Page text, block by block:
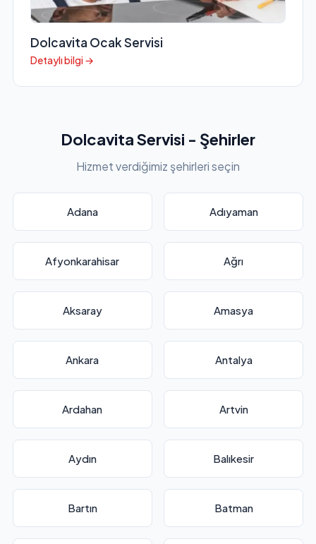
Dolcavita Ocak Servisi
Detaylı bilgi →
Dolcavita Servisi - Şehirler
Hizmet verdiğimiz şehirleri seçin
Adana Adıyaman
Afyonkarahisar Ağrı
Aksaray Amasya
Ankara Antalya
Ardahan Artvin
Aydın Balıkesir
Bartın Batman